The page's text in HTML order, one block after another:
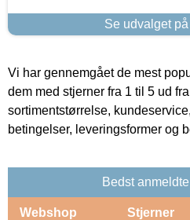
Se udvalget
Vi har gennemgået de mest
dem med stjerner fra 1 til 5 ud
sortimentstørrelse,
betingelser, leveringsformer og
Bedst
Webshop Stjerner